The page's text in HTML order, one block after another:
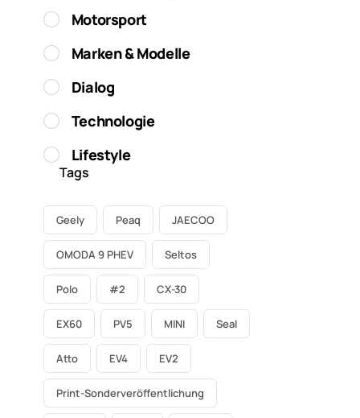
Motorsport
Marken & Modelle
Dialog
Technologie
Lifestyle
Tags
Geely Peaq JAECOO
OMODA 9 PHEV Seltos
Polo #2 CX-30
EX60 PV5 MINI Seal
Atto EV4 EV2
Print-Sonderveröffentlichung